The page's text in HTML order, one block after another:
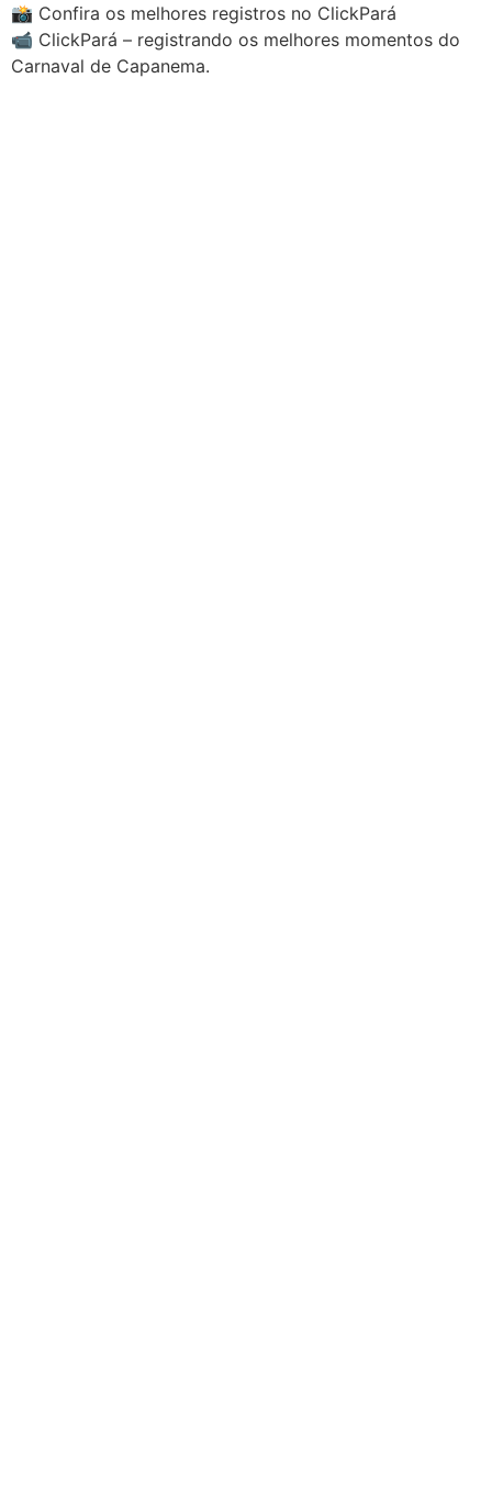
📸 Confira os melhores registros no ClickPará
📹 ClickPará – registrando os melhores momentos do
Carnaval de Capanema.